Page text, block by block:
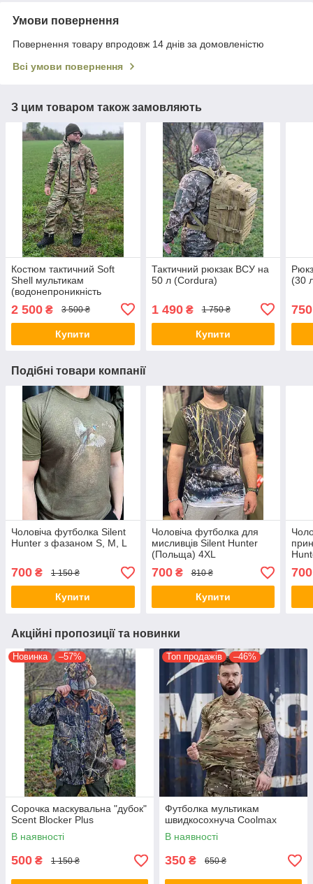
Умови повернення
Повернення товару впродовж 14 днів за домовленістю
Всі умови повернення
З цим товаром також замовляють
Костюм тактичний Soft
Shell мультикам
(водонепроникність
2 500 ₴ 3 500 ₴
Купити
Тактичний рюкзак ВСУ на
50 л (Cordura)
1 490₴ 1 750 ₴
Купити
(30
750
Подібні товари компанії
Чоловіча футболка Silent
Hunter з фазаном S, M, L
700 ₴ 1 150 ₴
Купити
Чоловіча футболка для
мисливців Silent Hunter
(Польща) 4XL
700₴ 810 ₴
Купити
700
Акційні пропозиції та новинки
Новинка –57%
Сорочка маскувальна "дубок"
Scent Blocker Plus
В наявності
500 ₴ 1 150 ₴
Топ продажів –46%
Футболка мультикам
швидкосохнуча Coolmax
В наявності
350 ₴ 650 ₴